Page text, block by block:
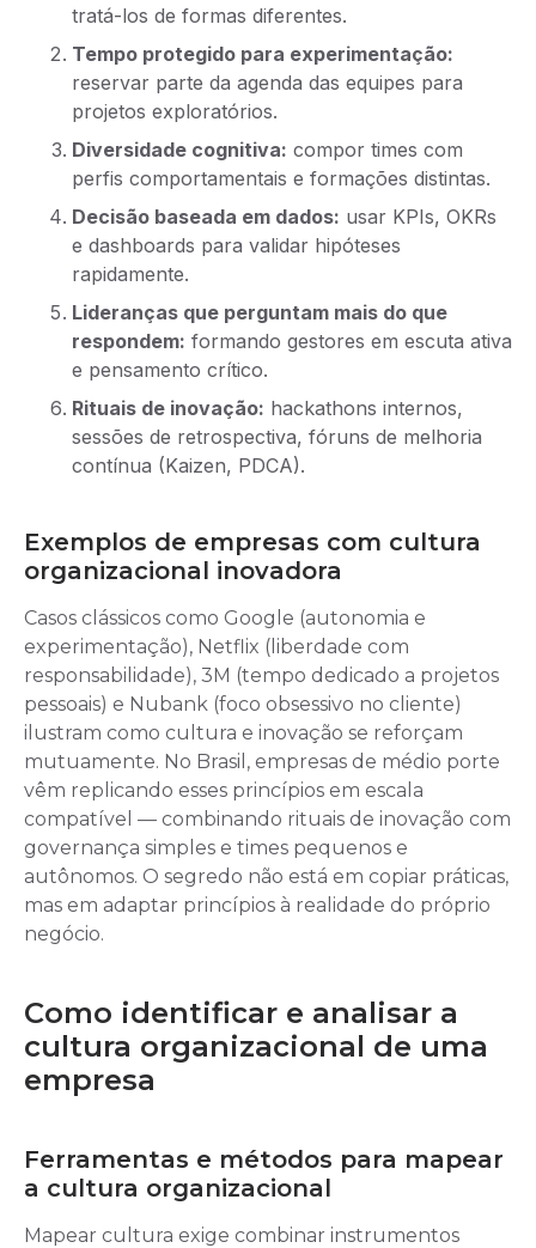
tratá-los de formas diferentes.
Tempo protegido para experimentação:
reservar parte da agenda das equipes para
projetos exploratórios.
Diversidade cognitiva: compor times com
perfis comportamentais e formações distintas.
Decisão baseada em dados: usar KPIs, OKRs
e dashboards para validar hipóteses
rapidamente.
Lideranças que perguntam mais do que
respondem: formando gestores em escuta ativa
e pensamento crítico.
Rituais de inovação: hackathons internos,
sessões de retrospectiva, fóruns de melhoria
contínua (Kaizen, PDCA).
Exemplos de empresas com cultura
organizacional inovadora
Casos clássicos como Google (autonomia e
experimentação), Netflix (liberdade com
responsabilidade), 3M (tempo dedicado a projetos
pessoais) e Nubank (foco obsessivo no cliente)
ilustram como cultura e inovação se reforçam
mutuamente. No Brasil, empresas de médio porte
vêm replicando esses princípios em escala
compatível — combinando rituais de inovação com
governança simples e times pequenos e
autônomos. O segredo não está em copiar práticas,
mas em adaptar princípios à realidade do próprio
negócio.
Como identificar e analisar a
cultura organizacional de uma
empresa
Ferramentas e métodos para mapear
a cultura organizacional
Mapear cultura exige combinar instrumentos